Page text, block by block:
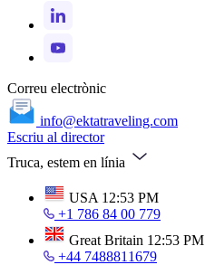
Correu electrònic
info@ektatraveling.com
Escriu al director
Truca, estem en línia
USA 12:53 PM
+1 786 84 00 779
Great Britain 12:53 PM
+44 7488811679